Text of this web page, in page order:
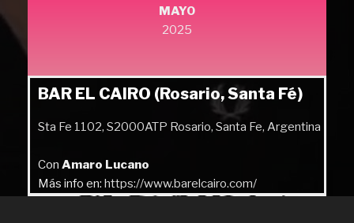
MAYO
2025
BAR EL CAIRO (Rosario, Santa Fé)
Sta Fe 1102, S2000ATP Rosario, Santa Fe, Argentina
Con Amaro Lucano
Más info en: https://www.barelcairo.com/